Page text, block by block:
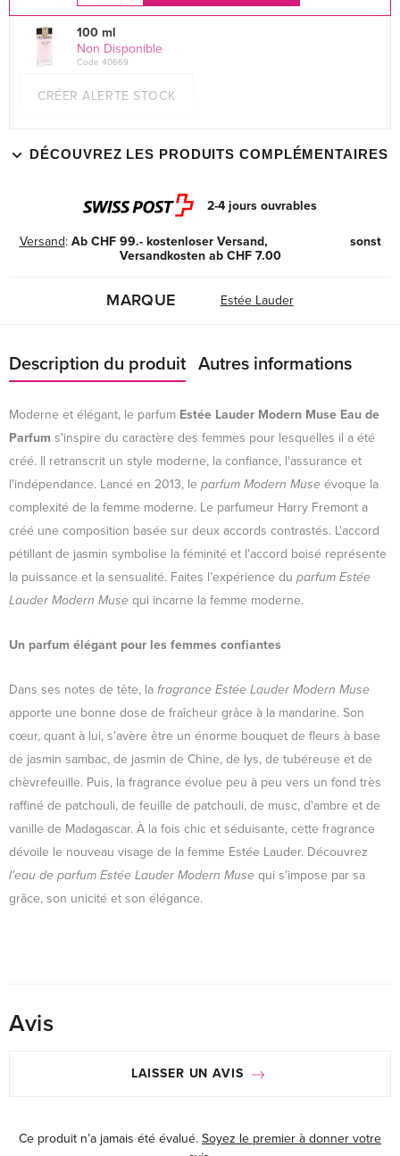
100 ml
Non Disponible
Code 40669
CRÉER ALERTE STOCK
DÉCOUVREZ LES PRODUITS COMPLÉMENTAIRES
2-4 jours ouvrables
Versand: Ab CHF 99.- kostenloser Versand, sonst
Versandkosten ab CHF 7.00
MARQUE Estée Lauder
Description du produit Autres informations
Moderne et élégant, le parfum Estée Lauder Modern Muse Eau de
Parfum s'inspire du caractère des femmes pour lesquelles il a été
créé. Il retranscrit un style moderne, la confiance, l'assurance et
l'indépendance. Lancé en 2013, le parfum Modern Muse évoque la
complexité de la femme moderne. Le parfumeur Harry Fremont a
créé une composition basée sur deux accords contrastés. L'accord
pétillant de jasmin symbolise la féminité et l'accord boisé représente
la puissance et la sensualité. Faites l’expérience du parfum Estée
Lauder Modern Muse qui incarne la femme moderne.
Un parfum élégant pour les femmes confiantes
Dans ses notes de tête, la fragrance Estée Lauder Modern Muse
apporte une bonne dose de fraîcheur grâce à la mandarine. Son
cœur, quant à lui, s'avère être un énorme bouquet de fleurs à base
de jasmin sambac, de jasmin de Chine, de lys, de tubéreuse et de
chèvrefeuille. Puis, la fragrance évolue peu à peu vers un fond très
raffiné de patchouli, de feuille de patchouli, de musc, d'ambre et de
vanille de Madagascar. À la fois chic et séduisante, cette fragrance
dévoile le nouveau visage de la femme Estée Lauder. Découvrez
l'eau de parfum Estée Lauder Modern Muse qui s’impose par sa
grâce, son unicité et son élégance.
Avis
LAISSER UN AVIS
Ce produit n’a jamais été évalué. Soyez le premier à donner votre